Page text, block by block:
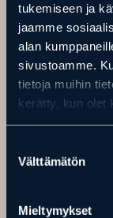
tukemiseen ja
jaamme
alan
sivustoamme.
tietoja muihin
kerätty, kun olet
valinta
Välttämätön
Mieltymykset
Villa Huilinki
on hyvin
300 metrin
leikkimökki